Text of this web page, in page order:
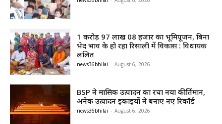
1 करोड़ 97 लाख 08 हजार का भूमिपूजन, बिना
भेद भाव के हो रहा रिसाली में विकास : विधायक
ललित
news36bhilai - August 6, 2026
BSP ने मासिक उत्पादन का रचा नया कीर्तिमान,
अनेक उत्पादन इकाइयों ने बनाए नए रिकॉर्ड
news36bhilai - August 6, 2026